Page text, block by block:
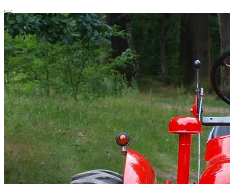
Przeskocz
do
treści
Przełącz
nawigację